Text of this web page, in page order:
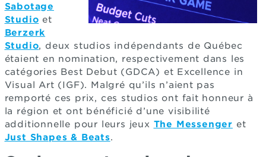
Sabotage
Studio et
Berzerk
Studio, deux studios indépendants de Québec
étaient en nomination, respectivement dans les
catégories Best Debut (GDCA) et Excellence in
Visual Art (IGF). Malgré qu’ils n’aient pas
remporté ces prix, ces studios ont fait honneur à
la région et ont bénéficié d’une visibilité
additionnelle pour leurs jeux The Messenger et
Just Shapes & Beats.